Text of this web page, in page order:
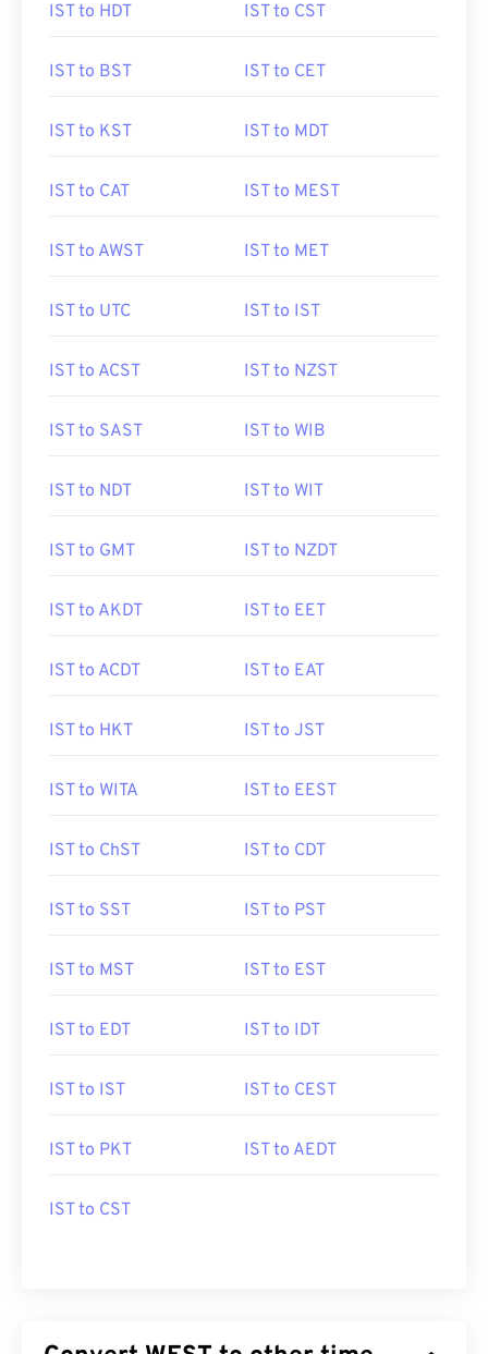
IST to HDT IST to CST
IST to BST IST to CET
IST to KST IST to MDT
IST to CAT IST to MEST
IST to AWST IST to MET
IST to UTC IST to IST
IST to ACST IST to NZST
IST to SAST IST to WIB
IST to NDT IST to WIT
IST to GMT IST to NZDT
IST to AKDT IST to EET
IST to ACDT IST to EAT
IST to HKT IST to JST
IST to WITA IST to EEST
IST to ChST IST to CDT
IST to SST IST to PST
IST to MST IST to EST
IST to EDT IST to IDT
IST to IST IST to CEST
IST to PKT IST to AEDT
IST to CST